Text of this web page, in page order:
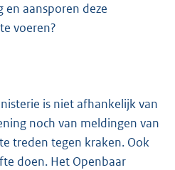
en aansporen deze
voeren?
is niet afhankelijk van
noch van meldingen van
treden tegen kraken. Ook
doen. Het Openbaar